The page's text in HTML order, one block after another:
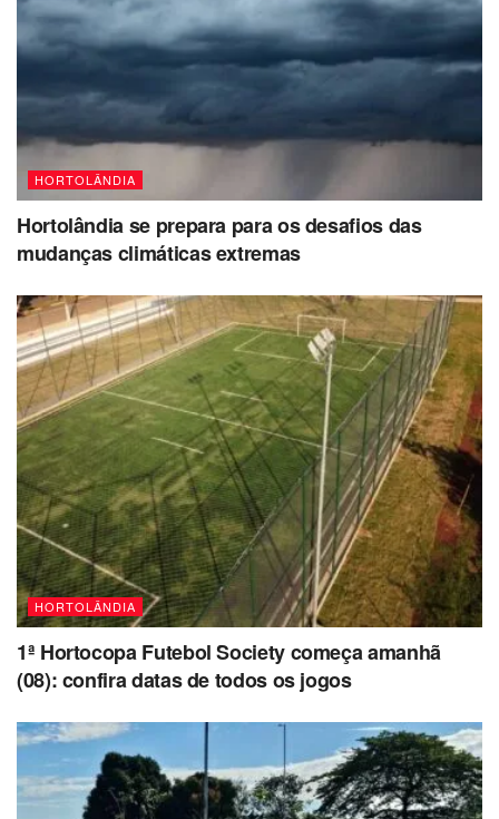
HORTOLÂNDIA
Hortolândia se prepara para os desafios das
mudanças climáticas extremas
HORTOLÂNDIA
1ª Hortocopa Futebol Society começa amanhã
(08): confira datas de todos os jogos